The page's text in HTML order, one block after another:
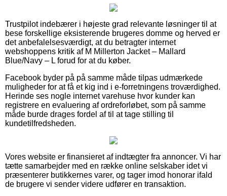
Trustpilot indebærer i højeste grad relevante løsninger til at
bese forskellige eksisterende brugeres domme og herved er
det anbefalelsesværdigt, at du betragter internet
webshoppens kritik af M Millerton Jacket – Mallard
Blue/Navy – L forud for at du køber.
Facebook byder på på samme måde tilpas udmærkede
muligheder for at få et kig ind i e-forretningens troværdighed.
Herinde ses nogle internet varehuse hvor kunder kan
registrere en evaluering af ordreforløbet, som på samme
måde burde drages fordel af til at tage stilling til
kundetilfredsheden.
Vores website er finansieret af indtægter fra annoncer. Vi har
tætte samarbejder med en række online selskaber idet vi
præsenterer butikkernes varer, og tager imod honorar ifald
de brugere vi sender videre udfører en transaktion.